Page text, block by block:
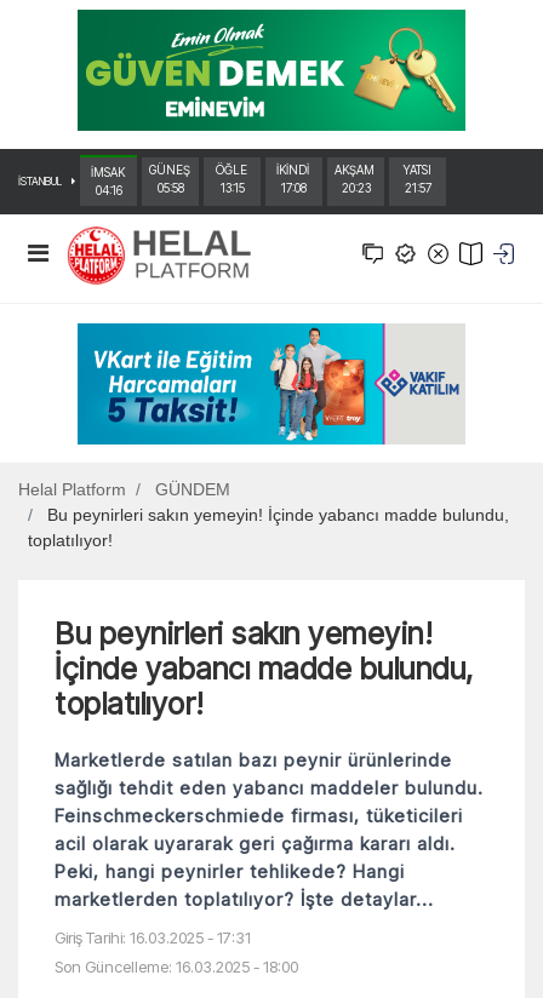
İSTANBUL
İMSAK
04:16
GÜNEŞ
05:58
ÖĞLE
13:15
İKİNDİ
17:08
AKŞAM
20:23
YATSI
21:57
Helal Platform
GÜNDEM
Bu peynirleri sakın yemeyin! İçinde yabancı madde bulundu,
toplatılıyor!
Bu peynirleri sakın yemeyin!
İçinde yabancı madde bulundu,
toplatılıyor!
Marketlerde satılan bazı peynir ürünlerinde
sağlığı tehdit eden yabancı maddeler bulundu.
Feinschmeckerschmiede firması, tüketicileri
acil olarak uyararak geri çağırma kararı aldı.
Peki, hangi peynirler tehlikede? Hangi
marketlerden toplatılıyor? İşte detaylar...
Giriş Tarihi: 16.03.2025 - 17:31
Son Güncelleme: 16.03.2025 - 18:00